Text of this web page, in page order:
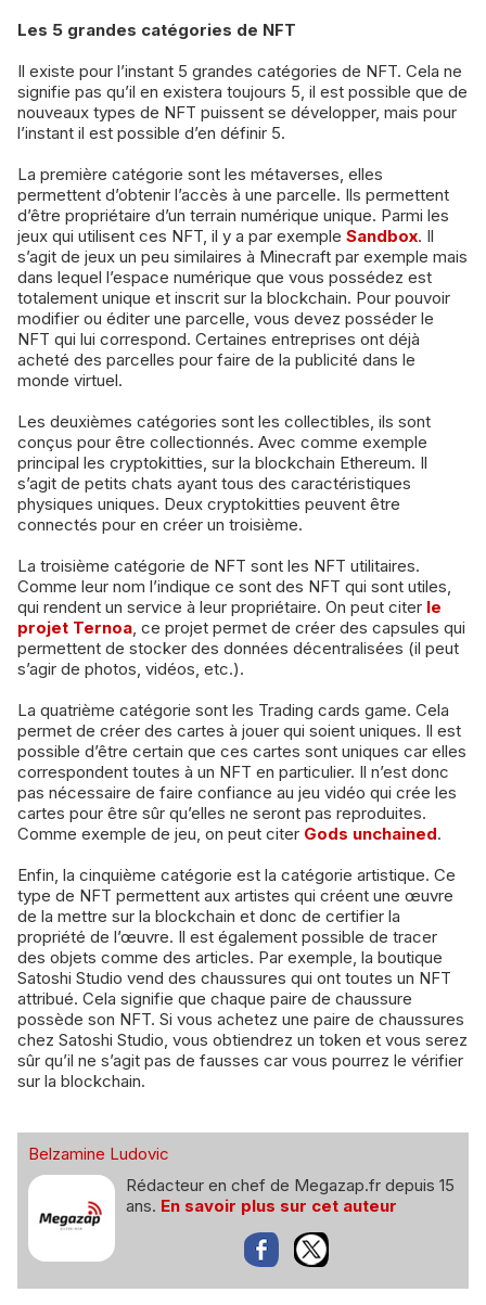
Les 5 grandes catégories de NFT
Il existe pour l’instant 5 grandes catégories de NFT. Cela ne
signifie pas qu’il en existera toujours 5, il est possible que de
nouveaux types de NFT puissent se développer, mais pour
l’instant il est possible d’en définir 5.
La première catégorie sont les métaverses, elles
permettent d’obtenir l’accès à une parcelle. Ils permettent
d’être propriétaire d’un terrain numérique unique. Parmi les
jeux qui utilisent ces NFT, il y a par exemple Sandbox. Il
s’agit de jeux un peu similaires à Minecraft par exemple mais
dans lequel l’espace numérique que vous possédez est
totalement unique et inscrit sur la blockchain. Pour pouvoir
modifier ou éditer une parcelle, vous devez posséder le
NFT qui lui correspond. Certaines entreprises ont déjà
acheté des parcelles pour faire de la publicité dans le
monde virtuel.
Les deuxièmes catégories sont les collectibles, ils sont
conçus pour être collectionnés. Avec comme exemple
principal les cryptokitties, sur la blockchain Ethereum. Il
s’agit de petits chats ayant tous des caractéristiques
physiques uniques. Deux cryptokitties peuvent être
connectés pour en créer un troisième.
La troisième catégorie de NFT sont les NFT utilitaires.
Comme leur nom l’indique ce sont des NFT qui sont utiles,
qui rendent un service à leur propriétaire. On peut citer le
projet Ternoa , ce projet permet de créer des capsules qui
permettent de stocker des données décentralisées (il peut
s’agir de photos, vidéos, etc.).
La quatrième catégorie sont les Trading cards game. Cela
permet de créer des cartes à jouer qui soient uniques. Il est
possible d’être certain que ces cartes sont uniques car elles
correspondent toutes à un NFT en particulier. Il n’est donc
pas nécessaire de faire confiance au jeu vidéo qui crée les
cartes pour être sûr qu’elles ne seront pas reproduites.
Comme exemple de jeu, on peut citer Gods unchained.
Enfin, la cinquième catégorie est la catégorie artistique. Ce
type de NFT permettent aux artistes qui créent une œuvre
de la mettre sur la blockchain et donc de certifier la
propriété de l’œuvre. Il est également possible de tracer
des objets comme des articles. Par exemple, la boutique
Satoshi Studio vend des chaussures qui ont toutes un NFT
attribué. Cela signifie que chaque paire de chaussure
possède son NFT. Si vous achetez une paire de chaussures
chez Satoshi Studio, vous obtiendrez un token et vous serez
sûr qu’il ne s’agit pas de fausses car vous pourrez le vérifier
sur la blockchain.
Belzamine Ludovic
Rédacteur en chef de Megazap.fr depuis 15
ans. En savoir plus sur cet auteur